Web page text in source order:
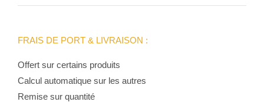
FRAIS DE PORT & LIVRAISON :
Offert sur certains produits
Calcul automatique sur les autres
Remise sur quantité